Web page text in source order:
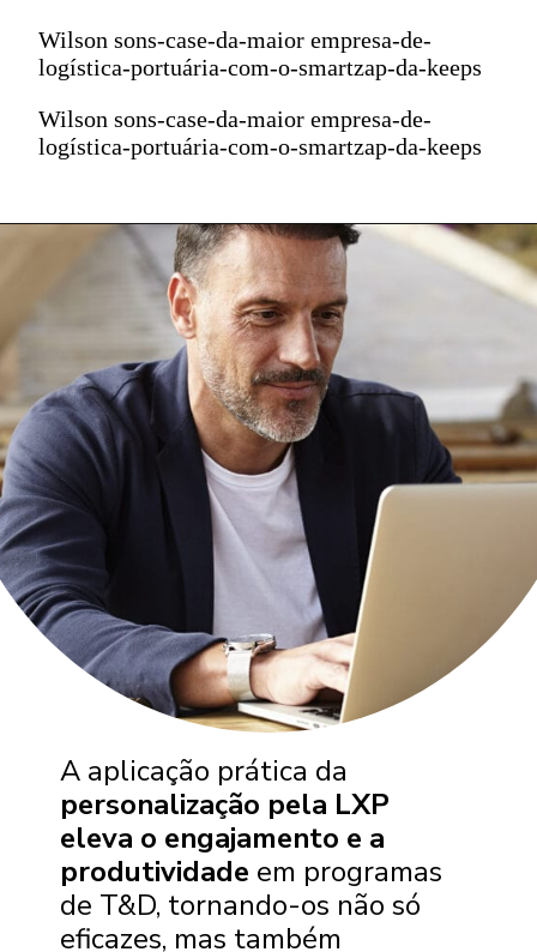
Wilson sons-case-da-maior empresa-de-
logística-portuária-com-o-smartzap-da-keeps
Wilson sons-case-da-maior empresa-de-
logística-portuária-com-o-smartzap-da-keeps
A aplicação prática da
personalização pela LXP
eleva o engajamento e a
produtividade em programas
de T&D, tornando-os não só
eficazes, mas também